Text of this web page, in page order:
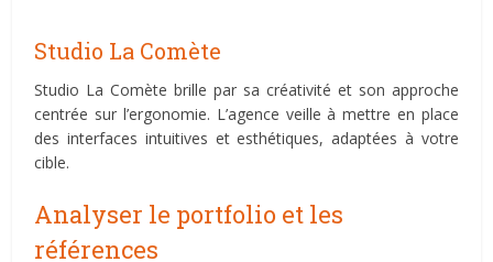
Studio La Comète
Studio La Comète brille par sa créativité et son approche
centrée sur l’ergonomie. L’agence veille à mettre en place
des interfaces intuitives et esthétiques, adaptées à votre
cible.
Analyser le portfolio et les
références